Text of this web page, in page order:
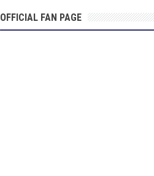
OFFICIAL FAN PAGE